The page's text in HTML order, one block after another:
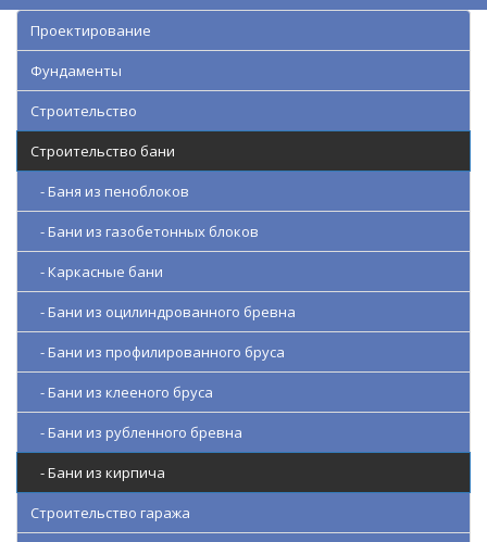
Проектирование
Фундаменты
Строительство
Строительство бани
- Баня из пеноблоков
- Бани из газобетонных блоков
- Каркасные бани
- Бани из оцилиндрованного бревна
- Бани из профилированного бруса
- Бани из клееного бруса
- Бани из рубленного бревна
- Бани из кирпича
Строительство гаража